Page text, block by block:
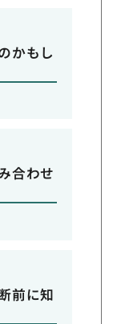
かもし
合わせ
前に知